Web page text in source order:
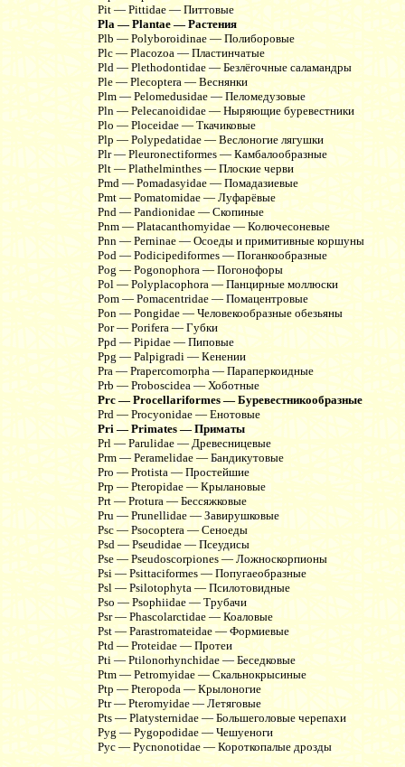
Pit — Pittidae — Питтовые
Pla — Plantae — Растения
Plb — Polyboroidinae — Полиборовые
Plc — Placozoa — Пластинчатые
Pld — Plethodontidae — Безлёгочные саламандры
Ple — Plecoptera — Веснянки
Plm — Pelomedusidae — Пеломедузовые
Pln — Pelecanoididae — Ныряющие буревестники
Plo — Ploceidae — Ткачиковые
Plp — Polypedatidae — Веслоногие лягушки
Plr — Pleuronectiformes — Камбалообразные
Plt — Plathelminthes — Плоские черви
Pmd — Pomadasyidae — Помадазиевые
Pmt — Pomatomidae — Луфарёвые
Pnd — Pandionidae — Скопиные
Pnm — Platacanthomyidae — Колючесоневые
Pnn — Perninae — Осоеды и примитивные коршуны
Pod — Podicipediformes — Поганкообразные
Pog — Pogonophora — Погонофоры
Pol — Polyplacophora — Панцирные моллюски
Pom — Pomacentridae — Помацентровые
Pon — Pongidae — Человекообразные обезьяны
Por — Porifera — Губки
Ppd — Pipidae — Пиповые
Ppg — Palpigradi — Кенении
Pra — Prapercomorpha — Параперкоидные
Prb — Proboscidea — Хоботные
Prc — Procellariformes — Буревестникообразные
Prd — Procyonidae — Енотовые
Pri — Primates — Приматы
Prl — Parulidae — Древесницевые
Prm — Peramelidae — Бандикутовые
Pro — Protista — Простейшие
Prp — Pteropidae — Крылановые
Prt — Protura — Бессяжковые
Pru — Prunellidae — Завирушковые
Psc — Psocoptera — Сеноеды
Psd — Pseudidae — Псеудисы
Pse — Pseudoscorpiones — Ложноскорпионы
Psi — Psittaciformes — Попугаеобразные
Psl — Psilotophyta — Псилотовидные
Pso — Psophiidae — Трубачи
Psr — Phascolarctidae — Коаловые
Pst — Parastromateidae — Формиевые
Ptd — Proteidae — Протеи
Pti — Ptilonorhynchidae — Беседковые
Ptm — Petromyidae — Скальнокрысиные
Ptp — Pteropoda — Крылоногие
Ptr — Pteromyidae — Летяговые
Pts — Platysternidae — Большеголовые черепахи
Pyg — Pygopodidae — Чешуеноги
Pyc — Pycnonotidae — Короткопалые дрозды